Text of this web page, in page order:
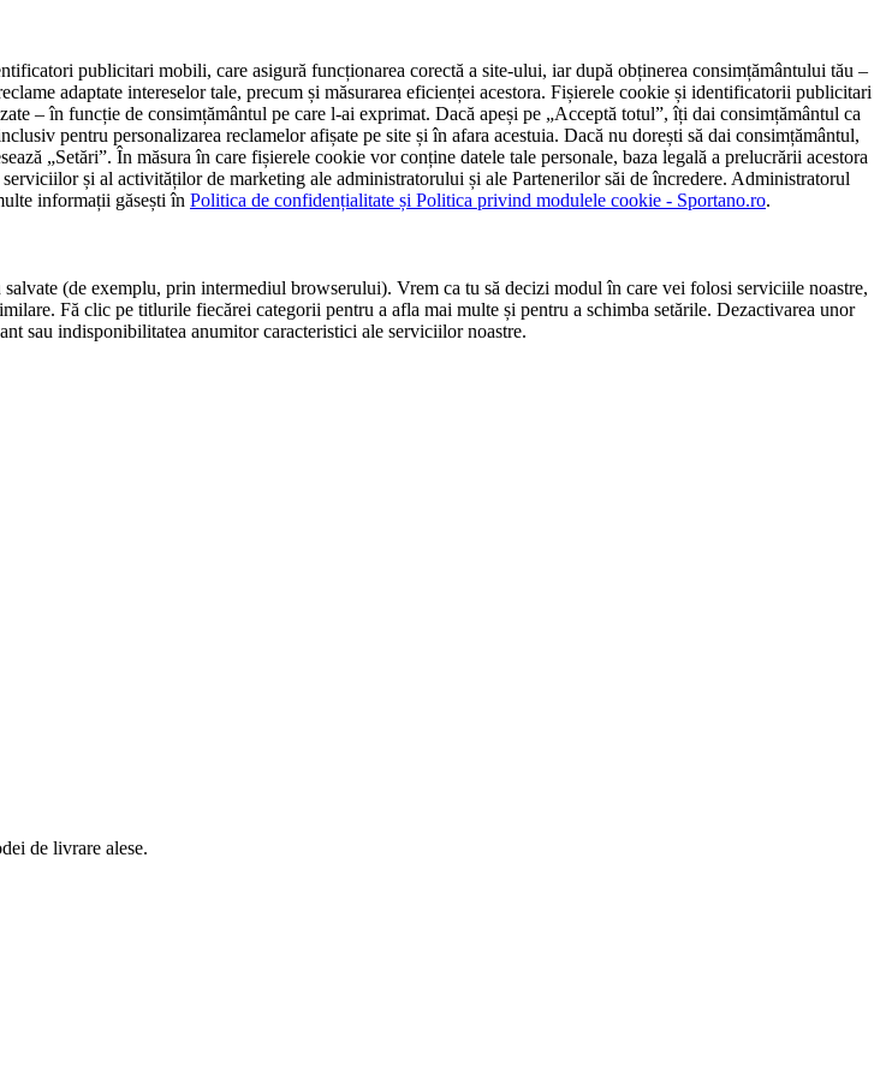
publicitari mobili, care asigură funcționarea corectă a site-ului, iar după obținerea consimțământului tău –
adaptate intereselor tale, precum și măsurarea eficienței acestora. Fișierele cookie și identificatorii publicitari
– în funcție de consimțământul pe care l-ai exprimat. Dacă apeși pe „Acceptă totul”, îți dai consimțământul ca
pentru personalizarea reclamelor afișate pe site și în afara acestuia. Dacă nu dorești să dai consimțământul,
„Setări”. În măsura în care fișierele cookie vor conține datele tale personale, baza legală a prelucrării acestora
și al activităților de marketing ale administratorului și ale Partenerilor săi de încredere. Administratorul
informații găsești în Politica de confidențialitate și Politica privind modulele cookie - Sportano.ro.
(de exemplu, prin intermediul browserului). Vrem ca tu să decizi modul în care vei folosi serviciile noastre,
Fă clic pe titlurile fiecărei categorii pentru a afla mai multe și pentru a schimba setările. Dezactivarea unor
sau indisponibilitatea anumitor caracteristici ale serviciilor noastre.
de livrare alese.